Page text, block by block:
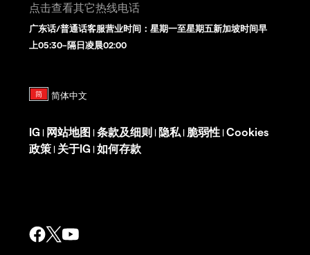
点击查看其它热线电话
广东话/普通话客服营业时间：星期一至星期五新加坡时间早
上05:30–隔日凌晨02:00
IG | 网站地图 | 条款及细则 | 隐私 | 脆弱性 | Cookies
政策 | 关于IG | 如何存款